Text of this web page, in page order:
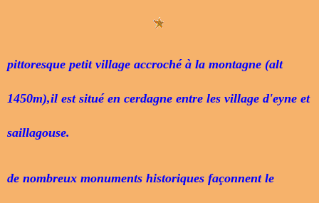
pittoresque petit village accroché à la montagne (alt
1450m),il est situé en cerdagne entre les village d'eyne et
saillagouse.
de nombreux monuments historiques façonnent le